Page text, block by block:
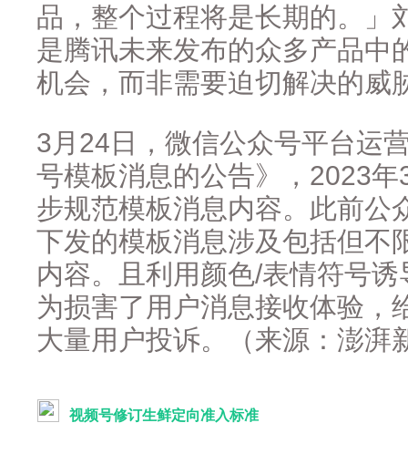
品，整个过程将是长期的。」
是腾讯未来发布的众多产品中
机会，而非需要迫切解决的威
3月24日，微信公众号平台运
号模板消息的公告》，2023
步规范模板消息内容。此前公
下发的模板消息涉及包括但不
内容。且利用颜色/表情符号
为损害了用户消息接收体验，
大量用户投诉。（来源：澎湃
视频号修订生鲜定向准入标准